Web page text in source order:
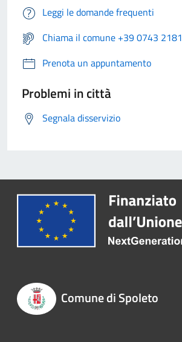
Leggi le domande frequenti
Chiama il comune +39 0743 2181
Prenota un appuntamento
Problemi in città
Segnala disservizio
Comune di Spoleto